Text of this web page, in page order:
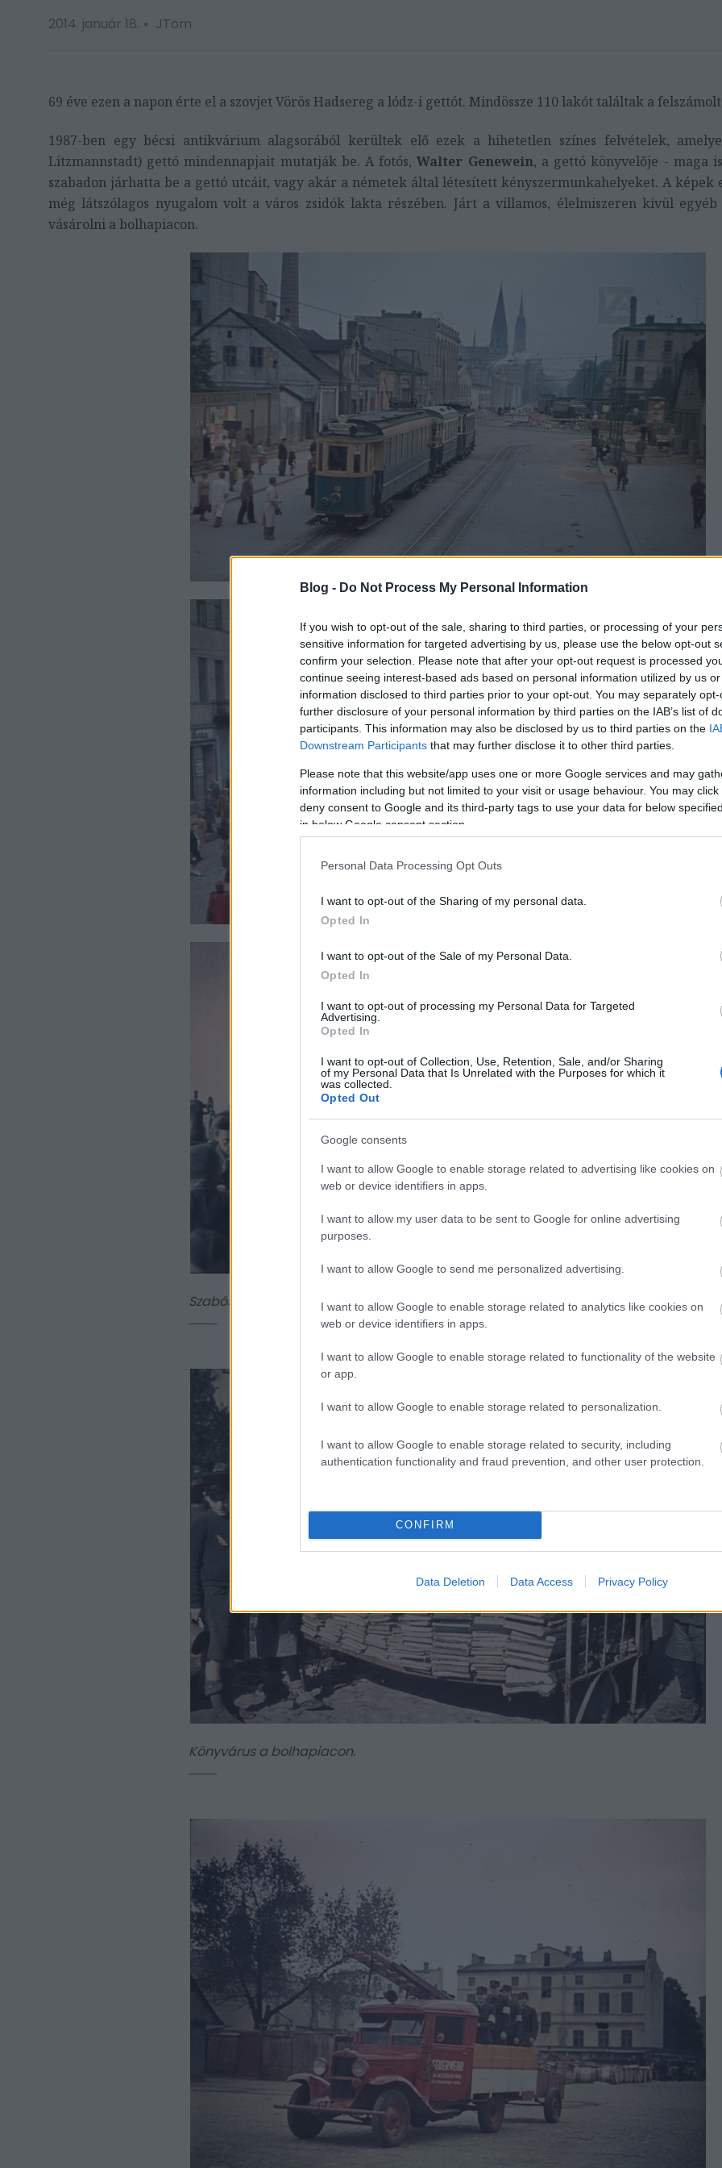
Blog - Do Not Process My Personal Information
If you wish to opt-out of the sale, sharing to third parties, or processing of your
sensitive information for targeted advertising by us, please use the below opt-out
confirm your selection. Please note that after your opt-out request is processed
continue seeing interest-based ads based on personal information utilized by us
information disclosed to third parties prior to your opt-out. You may separately
further disclosure of your personal information by third parties on the IAB’s list of
participants. This information may also be disclosed by us to third parties on the
Downstream Participants that may further disclose it to other third parties.
Please note that this website/app uses one or more Google services and may
information including but not limited to your visit or usage behaviour. You may
deny consent to Google and its third-party tags to use your data for below
in below Google consent section.
Personal Data Processing Opt Outs
I want to opt-out of the Sharing of my personal data.
Opted In
I want to opt-out of the Sale of my Personal Data.
Opted In
I want to opt-out of processing my Personal Data for Targeted
Advertising.
Opted In
I want to opt-out of Collection, Use, Retention, Sale, and/or Sharing
of my Personal Data that Is Unrelated with the Purposes for which it
was collected.
Opted Out
Google consents
I want to allow Google to enable storage related to advertising like cookies on
web or device identifiers in apps.
I want to allow my user data to be sent to Google for online advertising
purposes.
I want to allow Google to send me personalized advertising.
I want to allow Google to enable storage related to analytics like cookies on
web or device identifiers in apps.
I want to allow Google to enable storage related to functionality of the website
or app.
I want to allow Google to enable storage related to personalization.
I want to allow Google to enable storage related to security, including
authentication functionality and fraud prevention, and other user protection.
CONFIRM
Data Deletion Data Access Privacy Policy
2014. január 18. JTom
69 éve ezen a napon érte el a szovjet Vörös Hadsereg a lódz-i gettót. Mindössze 110 lakót találtak a
1987-ben egy bécsi antikvárium alagsorából kerültek elő ezek a hihetetlen színes felvételek,
Litzmannstadt) gettó mindennapjait mutatják be. A fotós,Walter Genewein, a gettó könyvelője - maga
szabadon járhatta be a gettó utcáit, vagy akár a németek által létesített kényszermunkahelyeket. A képek
még látszólagos nyugalom volt a város zsidók lakta részében. Járt a villamos, élelmiszeren kívül
vásárolni a bolhapiacon.
Szabóság.
Könyvárus a bolhapiacon.